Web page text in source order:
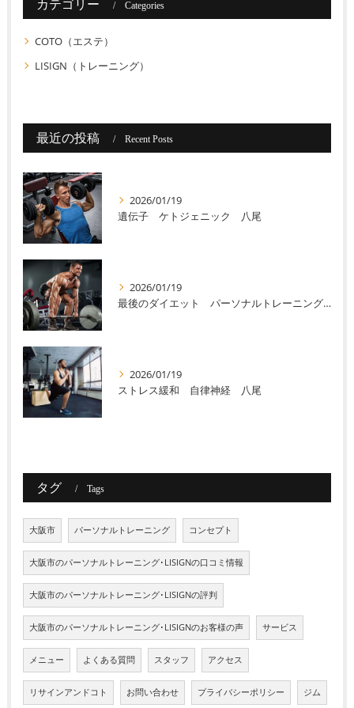
カテゴリー Categories
COTO（エステ）
LISIGN（トレーニング）
最近の投稿 Recent Posts
2026/01/19
遺伝子 ケトジェニック 八尾
2026/01/19
最後のダイエット パーソナルトレーニング 八尾
2026/01/19
ストレス緩和 自律神経 八尾
タグ Tags
大阪市 パーソナルトレーニング コンセプト
大阪市のパーソナルトレーニング･LISIGNの口コミ情報
大阪市のパーソナルトレーニング･LISIGNの評判
大阪市のパーソナルトレーニング･LISIGNのお客様の声 サービス
メニュー よくある質問 スタッフ アクセス
リサインアンドコト お問い合わせ プライバシーポリシー ジム